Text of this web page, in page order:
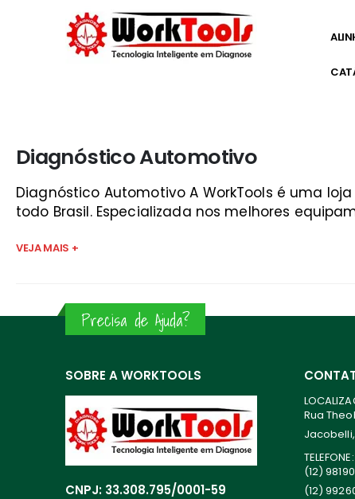
Diagnóstico Automotivo
Diagnóstico Automotivo A WorkTools é uma
todo Brasil. Especializada nos melhores
VEJA MAIS +
Precisa de Ajuda?
SOBRE A WORKTOOLS
CNPJ: 33.308.795/0001-59
Rua
Jacobelli,
TELEFONE:
(12)
(12)